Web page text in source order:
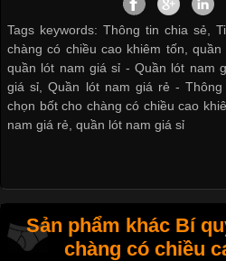
Tags keywords: Thông tin chia sẻ,
chàng có chiều cao khiêm tốn,
quần lót nam giá sỉ -Quần lót nam
giá sỉ ,Quần lót nam giá rẻ -
chọn bốt cho chàng có chiều cao
nam giá rẻ ,quần lót nam giá sỉ
Sản phẩm khác Bí
chàng có chiều